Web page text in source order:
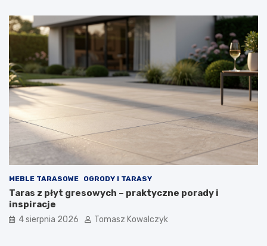
MEBLE TARASOWE OGRODY I TARASY
Taras z płyt gresowych – praktyczne porady i
inspiracje
4 sierpnia 2026 Tomasz Kowalczyk